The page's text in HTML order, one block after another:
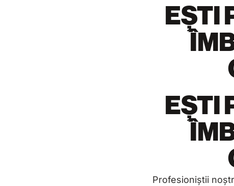
EȘTI
EȘTI
Profesioniștii